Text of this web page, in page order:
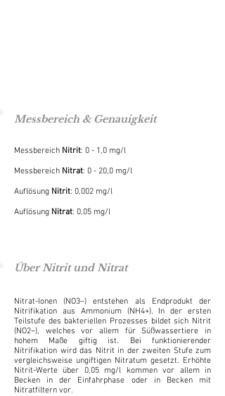
Messbereich & Genauigkeit
Messbereich Nitrit: 0 - 1,0 mg/l
Messbereich Nitrat: 0 - 20,0 mg/l
Auflösung Nitrit: 0,002 mg/l
Auflösung Nitrat: 0,05 mg/l
Über Nitrit und Nitrat
Nitrat-Ionen (NO3–) entstehen als Endprodukt der
Nitrifikation aus Ammonium (NH4+). In der ersten
Teilstufe des bakteriellen Prozesses bildet sich Nitrit
(NO2–), welches vor allem für Süßwassertiere in
hohem Maße giftig ist. Bei funktionierender
Nitrifikation wird das Nitrit in der zweiten Stufe zum
vergleichsweise ungiftigen Nitratum gesetzt. Erhöhte
Nitrit-Werte über 0,05 mg/l kommen vor allem in
Becken in der Einfahrphase oder in Becken mit
Nitratfiltern vor.